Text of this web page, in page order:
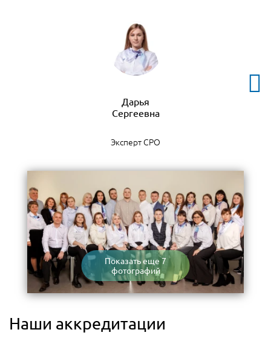
Дарья
Сергеевна
Эксперт СРО
Показать еще 7
фотографий
Наши аккредитации